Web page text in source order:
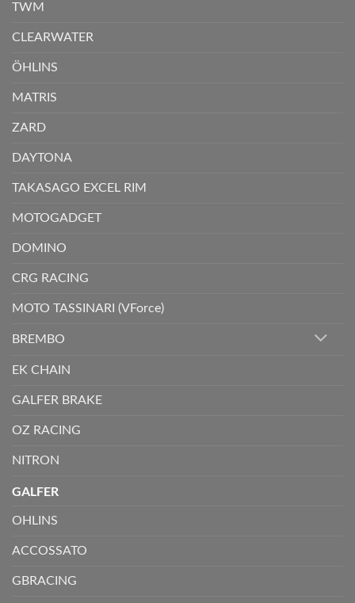
TWM
CLEARWATER
ÖHLINS
MATRIS
ZARD
DAYTONA
TAKASAGO EXCEL RIM
MOTOGADGET
DOMINO
CRG RACING
MOTO TASSINARI (VForce)
BREMBO
EK CHAIN
GALFER BRAKE
OZ RACING
NITRON
GALFER
OHLINS
ACCOSSATO
GBRACING